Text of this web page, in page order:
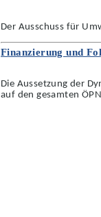
Der Ausschuss für
Finanzierung und
Die Aussetzung der
auf den gesamten